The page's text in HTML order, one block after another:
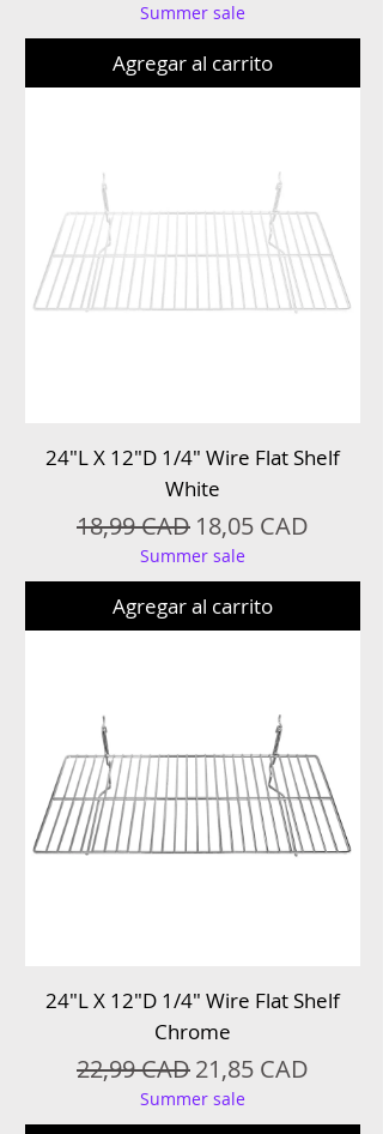
Summer sale
Agregar al carrito
24″L X 12″D 1/4″ Wire Flat Shelf
White
Precio
18,99 CAD Precio de oferta
18,05 CAD
Summer sale
Agregar al carrito
24″L X 12″D 1/4″ Wire Flat Shelf
Chrome
Precio
22,99 CADPrecio de oferta
21,85 CAD
Summer sale